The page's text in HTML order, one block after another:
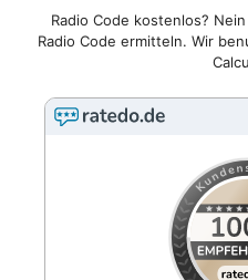
Radio Code kostenlos?
Radio Code ermitteln. Wir